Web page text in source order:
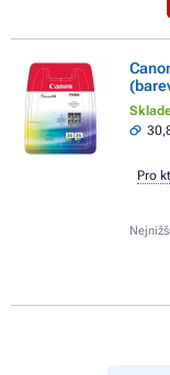
Pro